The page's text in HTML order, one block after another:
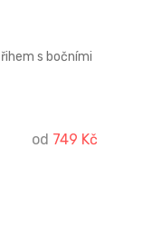
s bočními
od 749 Kč